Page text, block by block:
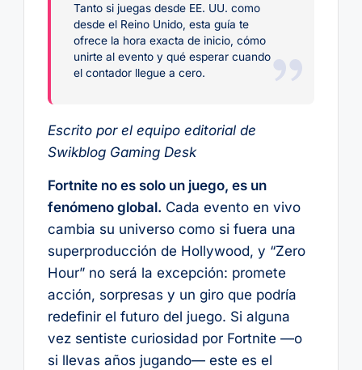
Tanto si juegas desde EE. UU. como
desde el Reino Unido, esta guía te
ofrece la hora exacta de inicio, cómo
unirte al evento y qué esperar cuando
el contador llegue a cero.
Escrito por el equipo editorial de
Swikblog Gaming Desk
Fortnite no es solo un juego, es un
fenómeno global. Cada evento en vivo
cambia su universo como si fuera una
superproducción de Hollywood, y “Zero
Hour” no será la excepción: promete
acción, sorpresas y un giro que podría
redefinir el futuro del juego. Si alguna
vez sentiste curiosidad por Fortnite —o
si llevas años jugando— este es el